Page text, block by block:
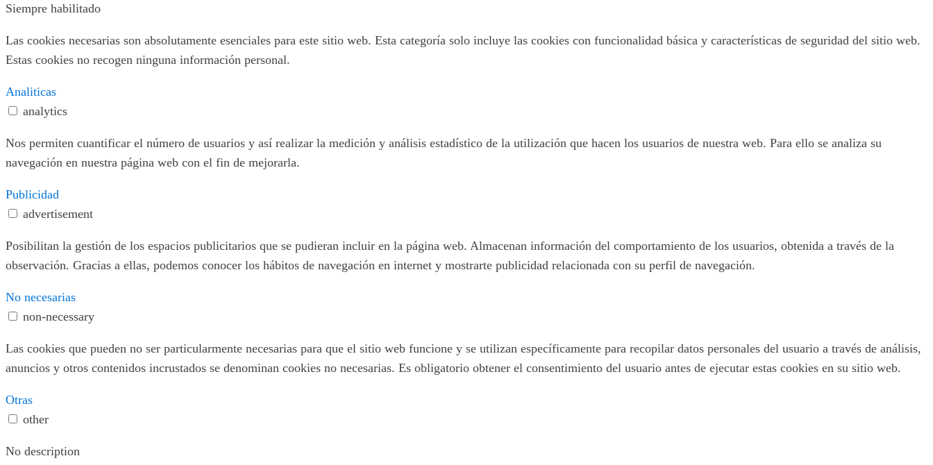
Siempre habilitado
Las cookies necesarias son absolutamente esenciales para este sitio web. Esta categoría solo incluye las cookies con funcionalidad básica y características de seguridad del sitio web.
Estas cookies no recogen ninguna información personal.
Analiticas
analytics
Nos permiten cuantificar el número de usuarios y así realizar la medición y análisis estadístico de la utilización que hacen los usuarios de nuestra web. Para ello se analiza su
navegación en nuestra página web con el fin de mejorarla.
Publicidad
advertisement
Posibilitan la gestión de los espacios publicitarios que se pudieran incluir en la página web. Almacenan información del comportamiento de los usuarios, obtenida a través de la
observación. Gracias a ellas, podemos conocer los hábitos de navegación en internet y mostrarte publicidad relacionada con su perfil de navegación.
No necesarias
non-necessary
Las cookies que pueden no ser particularmente necesarias para que el sitio web funcione y se utilizan específicamente para recopilar datos personales del usuario a través de análisis,
anuncios y otros contenidos incrustados se denominan cookies no necesarias. Es obligatorio obtener el consentimiento del usuario antes de ejecutar estas cookies en su sitio web.
Otras
other
No description